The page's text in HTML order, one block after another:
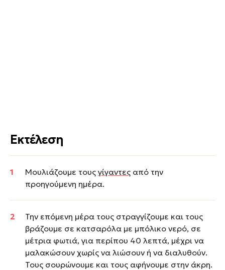
Εκτέλεση
Μουλιάζουμε τους γίγαντες από την
προηγούμενη ημέρα.
Την επόμενη μέρα τους στραγγίζουμε και τους
βράζουμε σε κατσαρόλα με μπόλικο νερό, σε
μέτρια φωτιά, για περίπου 40 λεπτά, μέχρι να
μαλακώσουν χωρίς να λιώσουν ή να διαλυθούν.
Τους σουρώνουμε και τους αφήνουμε στην άκρη.